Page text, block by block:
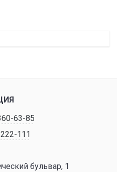
63-85
111
бульвар, 1